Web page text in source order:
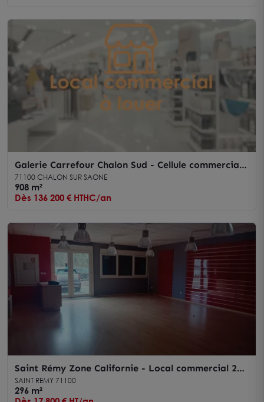
Galerie Carrefour Chalon Sud - Cellule commerciale
908 m² à louer
71100 CHALON SUR SAONE
908 m²
Dès 136 200 € HTHC/an
Saint Rémy Zone Californie - Local commercial 296
m² à louer
SAINT REMY 71100
296 m²